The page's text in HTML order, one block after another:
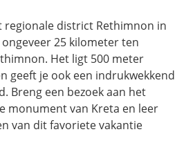
regionale district Rethimnon in
25 kilometer ten
Het ligt 500 meter
geeft je ook een indrukwekkend
Breng een bezoek aan het
monument van Kreta en leer
van dit favoriete vakantie